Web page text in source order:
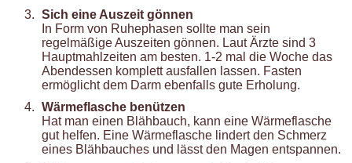
Sich eine Auszeit gönnen
In Form von Ruhephasen sollte man sein
regelmäßige Auszeiten gönnen. Laut Ärzte sind 3
Hauptmahlzeiten am besten. 1-2 mal die Woche das
Abendessen komplett ausfallen lassen. Fasten
ermöglicht dem Darm ebenfalls gute Erholung.
Wärmeflasche benützen
Hat man einen Blähbauch, kann eine Wärmeflasche
gut helfen. Eine Wärmeflasche lindert den Schmerz
eines Blähbauches und lässt den Magen entspannen.